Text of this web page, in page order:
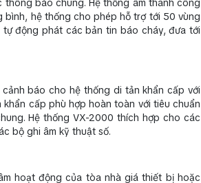
báo chung. Hệ thống âm thanh công
hệ thống cho phép hỗ trợ tới 50 vùng
động phát các bản tin báo cháy, đưa tới
báo cho hệ thống di tản khẩn cấp với
cấp phù hợp hoàn toàn với tiêu chuẩn
Hệ thống VX-2000 thích hợp cho các
bộ ghi âm kỹ thuật số.
hoạt động của tòa nhà giá thiết bị hoặc